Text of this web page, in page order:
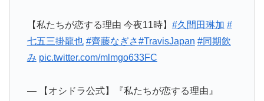
【私たちが恋する理由 今夜11時】 #久間田琳加 #
七五三掛龍也 #齊藤なぎさ#TravisJapan #同期飲
み pic.twitter.com/mlmgo633FC
— 【オシドラ公式】『私たちが恋する理由』